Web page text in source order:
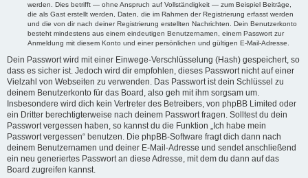
werden. Dies betrifft — ohne Anspruch auf Vollständigkeit — zum Beispiel Beiträge,
die als Gast erstellt werden, Daten, die im Rahmen der Registrierung erfasst werden
und die von dir nach deiner Registrierung erstellten Nachrichten. Dein Benutzerkonto
besteht mindestens aus einem eindeutigen Benutzernamen, einem Passwort zur
Anmeldung mit diesem Konto und einer persönlichen und gültigen E-Mail-Adresse.
Dein Passwort wird mit einer Einwege-Verschlüsselung (Hash) gespeichert, so
dass es sicher ist. Jedoch wird dir empfohlen, dieses Passwort nicht auf einer
Vielzahl von Webseiten zu verwenden. Das Passwort ist dein Schlüssel zu
deinem Benutzerkonto für das Board, also geh mit ihm sorgsam um.
Insbesondere wird dich kein Vertreter des Betreibers, von phpBB Limited oder
ein Dritter berechtigterweise nach deinem Passwort fragen. Solltest du dein
Passwort vergessen haben, so kannst du die Funktion „Ich habe mein
Passwort vergessen“ benutzen. Die phpBB-Software fragt dich dann nach
deinem Benutzernamen und deiner E-Mail-Adresse und sendet anschließend
ein neu generiertes Passwort an diese Adresse, mit dem du dann auf das
Board zugreifen kannst.